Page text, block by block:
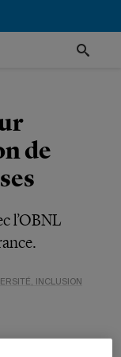
de
l’OBNL
INCLUSION